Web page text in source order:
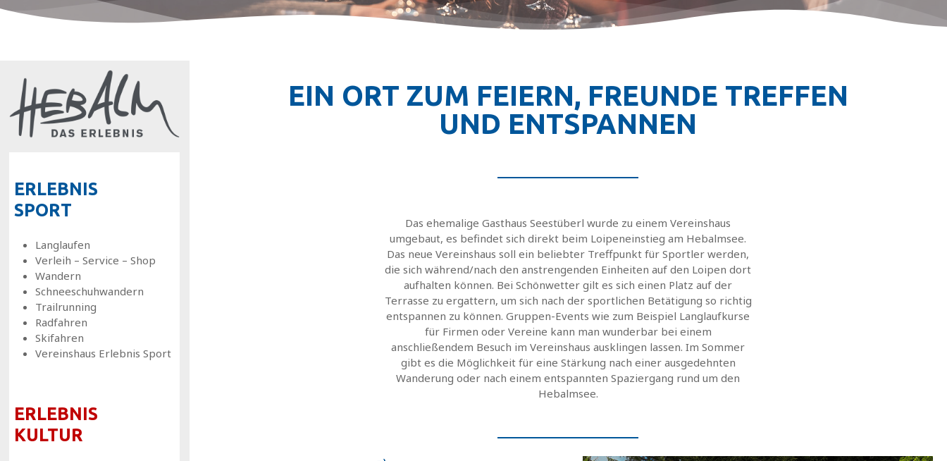
ERLEBNIS
SPORT
Langlaufen
Verleih – Service – Shop
Wandern
Schneeschuhwandern
Trailrunning
Radfahren
Skifahren
Vereinshaus Erlebnis Sport
ERLEBNIS
KULTUR
EIN ORT ZUM FEIERN, FREUNDE TREFFEN
UND ENTSPANNEN
Das ehemalige Gasthaus Seestüberl wurde zu einem Vereinshaus
umgebaut, es befindet sich direkt beim Loipeneinstieg am Hebalmsee.
Das neue Vereinshaus soll ein beliebter Treffpunkt für Sportler werden,
die sich während/nach den anstrengenden Einheiten auf den Loipen dort
aufhalten können. Bei Schönwetter gilt es sich einen Platz auf der
Terrasse zu ergattern, um sich nach der sportlichen Betätigung so richtig
entspannen zu können. Gruppen-Events wie zum Beispiel Langlaufkurse
für Firmen oder Vereine kann man wunderbar bei einem
anschließendem Besuch im Vereinshaus ausklingen lassen. Im Sommer
gibt es die Möglichkeit für eine Stärkung nach einer ausgedehnten
Wanderung oder nach einem entspannten Spaziergang rund um den
Hebalmsee.